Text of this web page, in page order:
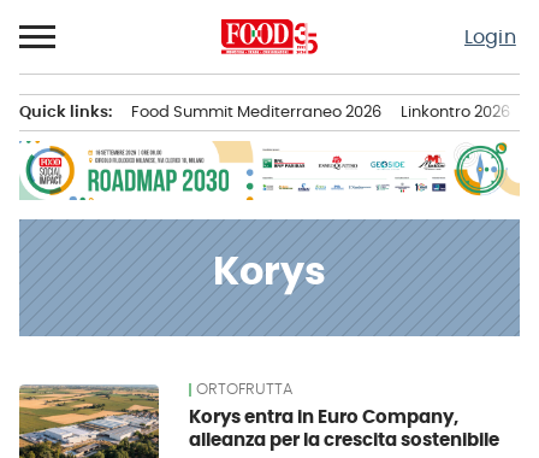
al
contenuto
Login
principale
Quick links: Food Summit Mediterraneo 2026 Linkontro 2026
Korys
News ORTOFRUTTA
Korys entra in Euro Company,
alleanza per la crescita sostenibile